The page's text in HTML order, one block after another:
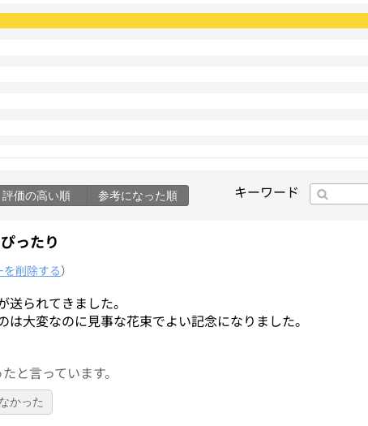
評価の高い順 参考になった順 キーワード
ったり
削除する）
られてきました。
大変なのに見事な花束でよい記念になりました。
と言っています。
かった